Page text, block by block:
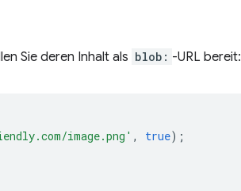
Sie deren Inhalt als blob: -URL bereit:
image.png' , true);